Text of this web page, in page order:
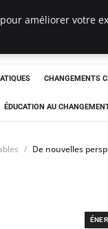
CHANGEMENTS
ÉDUCATION AU
De nouvelles
améliorer votre